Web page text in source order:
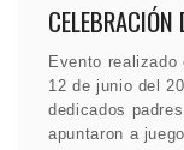
Evento
12 de junio del
dedicados
apuntaron a